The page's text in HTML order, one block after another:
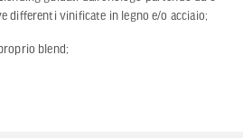
differenti vinificate in legno e/o acciaio;
blend;